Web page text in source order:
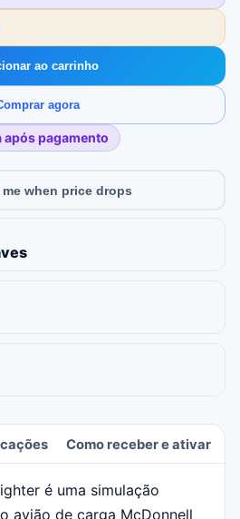
ao carrinho
agora
após pagamento
when price drops
Como receber e ativar
é uma simulação
avião de carga McDonnell